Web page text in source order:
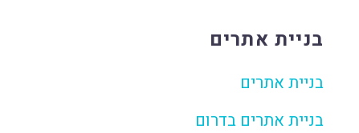
בניית אתרים
בניית אתרים
בניית אתרים בדרום